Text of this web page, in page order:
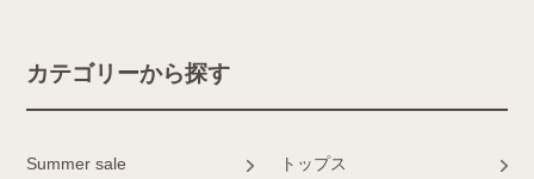
カテゴリーから探す
Summer sale トップス